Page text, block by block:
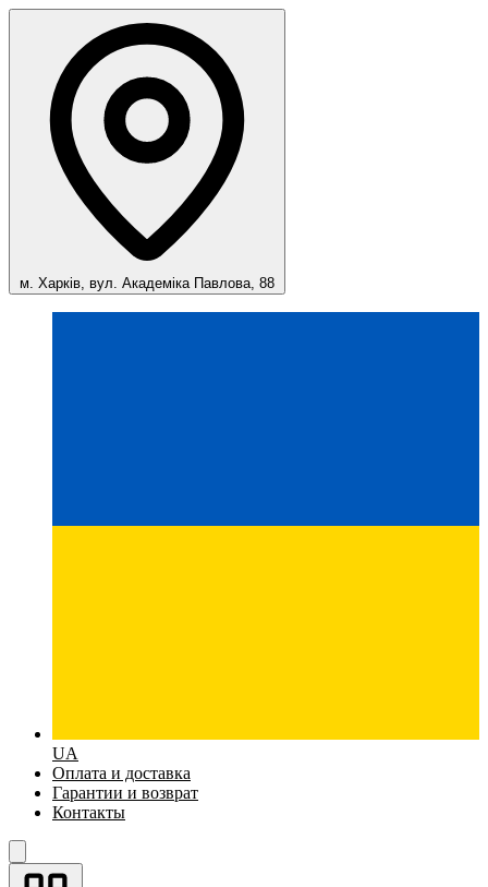
м. Харків, вул. Академіка Павлова, 88
UA
Оплата и доставка
Гарантии и возврат
Контакты